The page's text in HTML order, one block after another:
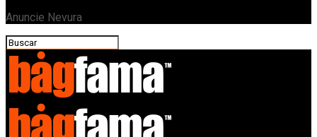
Anuncie Nevura